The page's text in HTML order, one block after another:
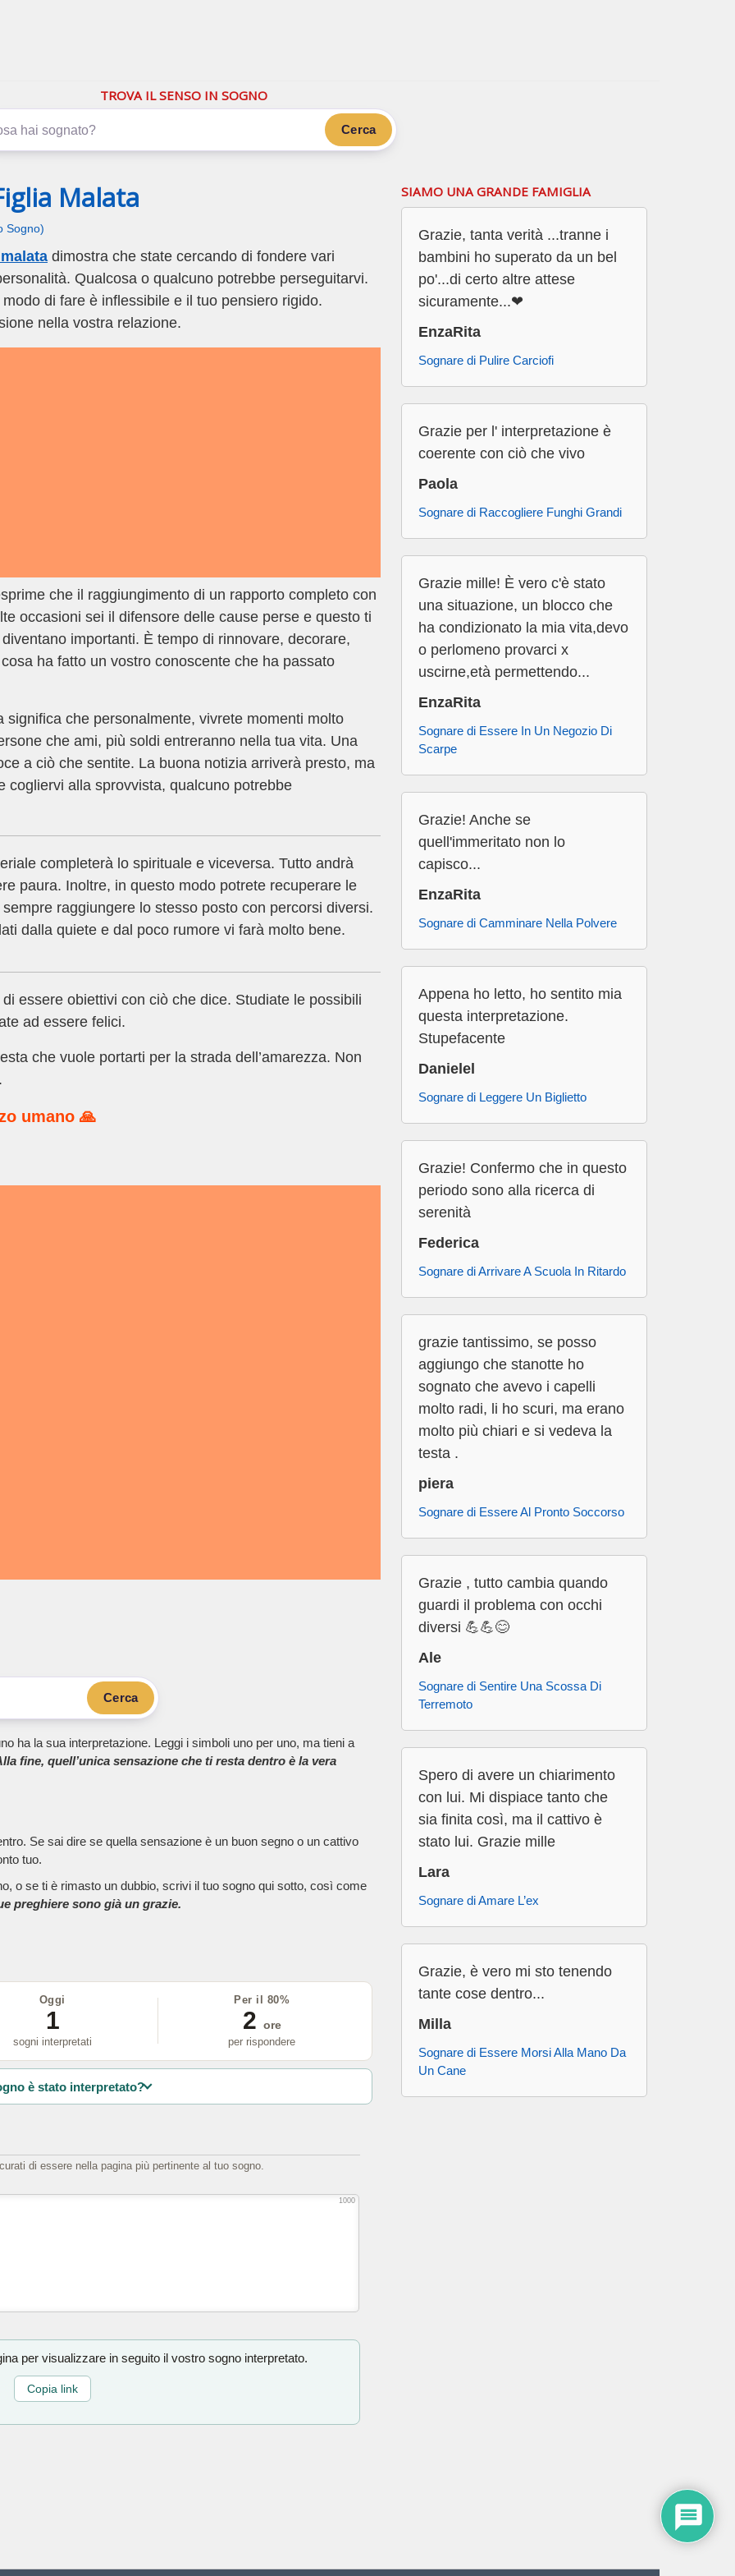
TROVA IL SENSO IN SOGNO
Cerca
Malata
Sogno)
dimostra che state cercando di fondere vari
Qualcosa o qualcuno potrebbe perseguitarvi.
di fare è inflessibile e il tuo pensiero rigido.
nella vostra relazione.
che il raggiungimento di un rapporto completo con
occasioni sei il difensore delle cause perse e questo ti
importanti. È tempo di rinnovare, decorare,
ha fatto un vostro conoscente che ha passato
significa che personalmente, vivrete momenti molto
che ami, più soldi entreranno nella tua vita. Una
a ciò che sentite. La buona notizia arriverà presto, ma
cogliervi alla sprovvista, qualcuno potrebbe
completerà lo spirituale e viceversa. Tutto andrà
paura. Inoltre, in questo modo potrete recuperare le
raggiungere lo stesso posto con percorsi diversi.
dalla quiete e dal poco rumore vi farà molto bene.
essere obiettivi con ciò che dice. Studiate le possibili
ad essere felici.
che vuole portarti per la strada dell’amarezza. Non
umano 🙏
Cerca
ha la sua interpretazione. Leggi i simboli uno per uno, ma tieni a
fine, quell’unica sensazione che ti resta dentro è la vera
Se sai dire se quella sensazione è un buon segno o un cattivo
tuo.
o se ti è rimasto un dubbio, scrivi il tuo sogno qui sotto, così come
preghiere sono già un grazie.
Oggi
1
sogni interpretati
Per il 80%
2 ore
per rispondere
è stato interpretato?
di essere nella pagina più pertinente al tuo sogno.
1000
per visualizzare in seguito il vostro sogno interpretato.
Copia link
SIAMO UNA GRANDE FAMIGLIA
Grazie, tanta verità ...tranne i
bambini ho superato da un bel
po'...di certo altre attese
sicuramente...❤
EnzaRita
Sognare di Pulire Carciofi
Grazie per l' interpretazione è
coerente con ciò che vivo
Paola
Sognare di Raccogliere Funghi Grandi
Grazie mille! È vero c'è stato
una situazione, un blocco che
ha condizionato la mia vita,devo
o perlomeno provarci x
uscirne,età permettendo...
EnzaRita
Sognare di Essere In Un Negozio Di
Scarpe
Grazie! Anche se
quell'immeritato non lo
capisco...
EnzaRita
Sognare di Camminare Nella Polvere
Appena ho letto, ho sentito mia
questa interpretazione.
Stupefacente
Danielel
Sognare di Leggere Un Biglietto
Grazie! Confermo che in questo
periodo sono alla ricerca di
serenità
Federica
Sognare di Arrivare A Scuola In Ritardo
grazie tantissimo, se posso
aggiungo che stanotte ho
sognato che avevo i capelli
molto radi, li ho scuri, ma erano
molto più chiari e si vedeva la
testa .
piera
Sognare di Essere Al Pronto Soccorso
Grazie , tutto cambia quando
guardi il problema con occhi
diversi 💪💪😊
Ale
Sognare di Sentire Una Scossa Di
Terremoto
Spero di avere un chiarimento
con lui. Mi dispiace tanto che
sia finita così, ma il cattivo è
stato lui. Grazie mille
Lara
Sognare di Amare L’ex
Grazie, è vero mi sto tenendo
tante cose dentro...
Milla
Sognare di Essere Morsi Alla Mano Da
Un Cane